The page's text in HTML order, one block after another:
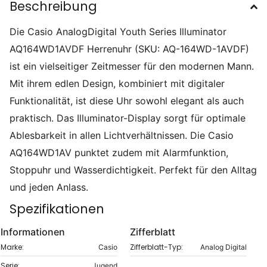
Beschreibung
Die Casio AnalogDigital Youth Series Illuminator
AQ164WD1AVDF Herrenuhr (SKU: AQ-164WD-1AVDF)
ist ein vielseitiger Zeitmesser für den modernen Mann.
Mit ihrem edlen Design, kombiniert mit digitaler
Funktionalität, ist diese Uhr sowohl elegant als auch
praktisch. Das Illuminator-Display sorgt für optimale
Ablesbarkeit in allen Lichtverhältnissen. Die Casio
AQ164WD1AV punktet zudem mit Alarmfunktion,
Stoppuhr und Wasserdichtigkeit. Perfekt für den Alltag
und jeden Anlass.
Spezifikationen
Informationen
Marke: Casio
Zifferblatt
Zifferblatt-Typ: Analog Digital